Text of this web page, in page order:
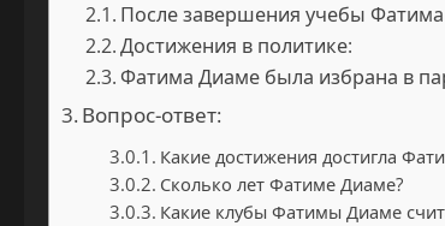
После завершения учебы
Достижения в политике:
Фатима Диаме была избрана в
Вопрос-ответ:
Какие достижения достигла
Сколько лет Фатиме Диаме?
Какие клубы Фатимы Диаме